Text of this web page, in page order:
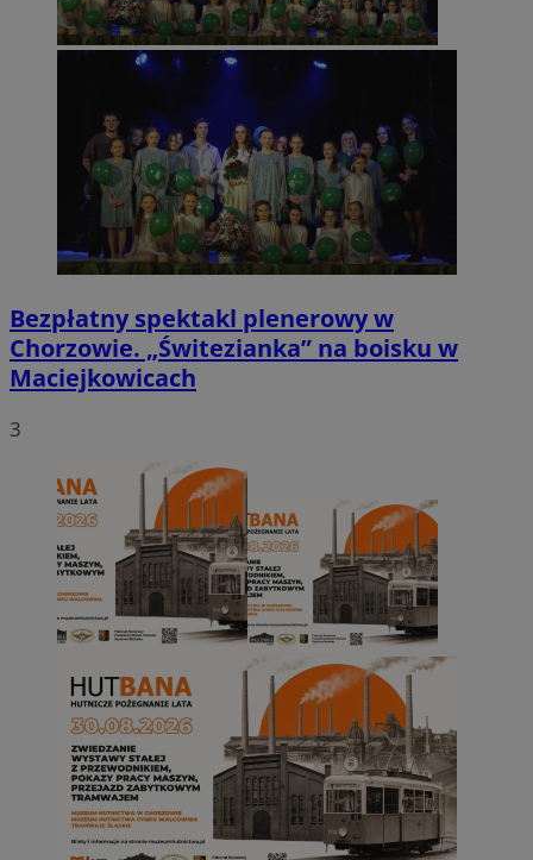
Bezpłatny spektakl plenerowy w
Chorzowie. „Świtezianka” na boisku w
Maciejkowicach
3